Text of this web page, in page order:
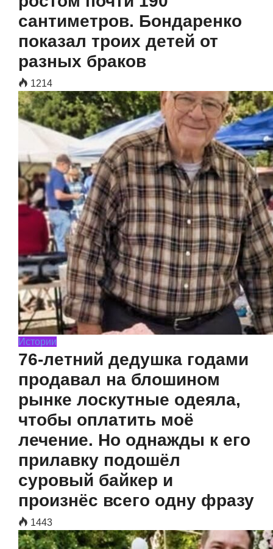
сантиметров. Бондаренко
показал троих детей от
разных браков
1214
Истории
76-летний дедушка годами
продавал на блошином
рынке лоскутные одеяла,
чтобы оплатить моё
лечение. Но однажды к его
прилавку подошёл
суровый байкер и
произнёс всего одну фразу
1443